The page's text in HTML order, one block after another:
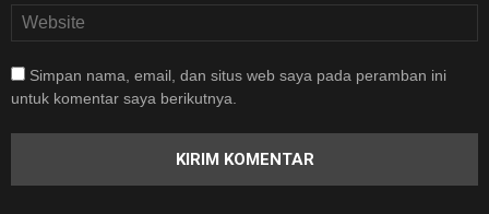
Simpan nama, email, dan situs web saya pada peramban ini
untuk komentar saya berikutnya.